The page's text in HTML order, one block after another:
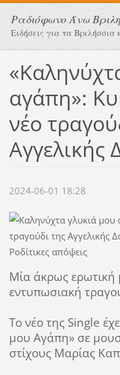
Ραδιόφωνο Άνω
Ειδήσεις για τα Βριλήσσια
αγάπη»:
νέο
Αγγελικής
2024-06-01 18:28
Μία άκρως
εντυπωσιακή
Το νέο της Single
μου Αγάπη» σε
στίχους Μαρίας